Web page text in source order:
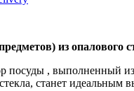
из опалового
посуды , выполненный
станет идеальным